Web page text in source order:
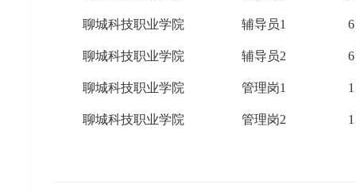
聊城科技职业学院 辅导员1 6
聊城科技职业学院 辅导员2 6
聊城科技职业学院 管理岗1 1
聊城科技职业学院 管理岗2 1